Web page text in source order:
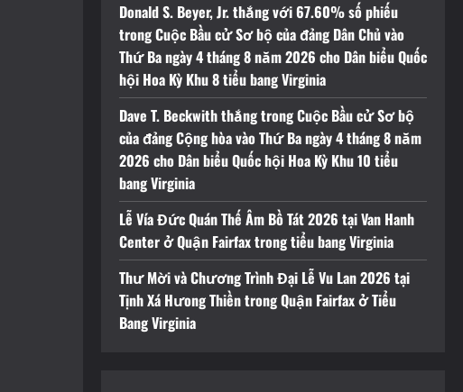
Donald S. Beyer, Jr. thắng với 67.60% số phiếu
trong Cuộc Bầu cử Sơ bộ của đảng Dân Chủ vào
Thứ Ba ngày 4 tháng 8 năm 2026 cho Dân biểu Quốc
hội Hoa Kỳ Khu 8 tiểu bang Virginia
Dave T. Beckwith thắng trong Cuộc Bầu cử Sơ bộ
của đảng Cộng hòa vào Thứ Ba ngày 4 tháng 8 năm
2026 cho Dân biểu Quốc hội Hoa Kỳ Khu 10 tiểu
bang Virginia
Lễ Vía Đức Quán Thế Âm Bồ Tát 2026 tại Van Hanh
Center ở Quận Fairfax trong tiểu bang Virginia
Thư Mời và Chương Trình Đại Lễ Vu Lan 2026 tại
Tịnh Xá Hưong Thiền trong Quận Fairfax ở Tiểu
Bang Virginia